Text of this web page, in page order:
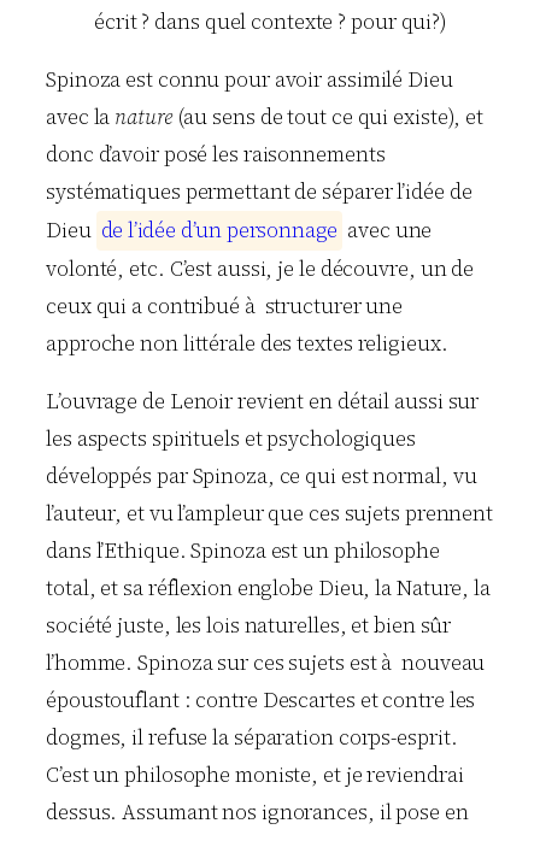
écrit ? dans quel contexte ? pour qui?)
Spinoza est connu pour avoir assimilé Dieu
avec la nature(au sens de tout ce qui existe), et
donc d’avoir posé les raisonnements
systématiques permettant de séparer l’idée de
Dieu de l’idée d’unpersonnage avec une
volonté, etc. C’est aussi, je le découvre, un de
ceux qui a contribué à structurer une
approche non littérale des textes religieux.
L’ouvrage de Lenoir revient en détail aussi sur
les aspects spirituels et psychologiques
développés par Spinoza, ce qui est normal, vu
l’auteur, et vu l’ampleur que ces sujets prennent
dans l’Ethique. Spinoza est un philosophe
total, et sa réflexion englobe Dieu, la Nature, la
société juste, les lois naturelles, et bien sûr
l’homme. Spinoza sur ces sujets est à nouveau
époustouflant : contre Descartes et contre les
dogmes, il refuse la séparation corps-esprit.
C’est un philosophe moniste, et je reviendrai
dessus. Assumant nos ignorances, il pose en